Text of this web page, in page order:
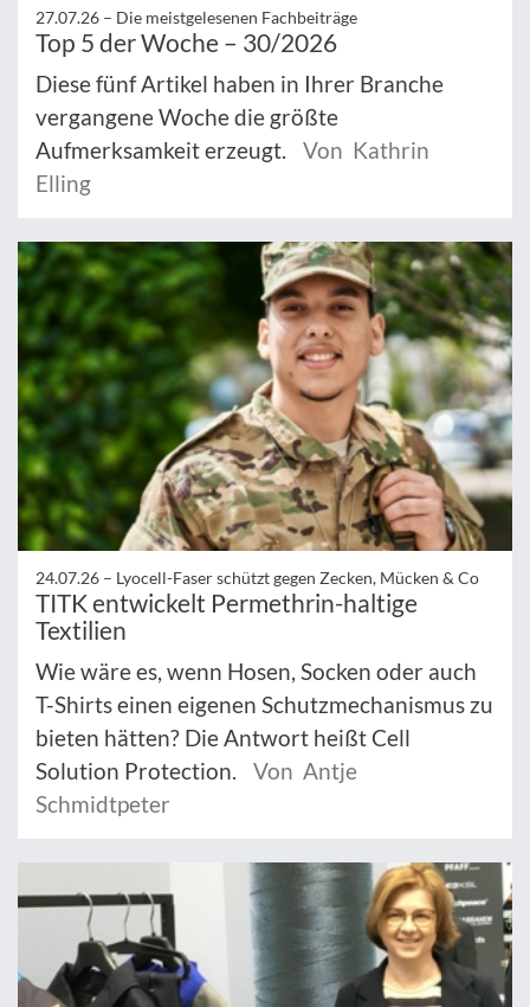
27.07.26 – Die meistgelesenen Fachbeiträge
Top 5 der Woche – 30/2026
Diese fünf Artikel haben in Ihrer Branche
vergangene Woche die größte
Aufmerksamkeit erzeugt.
Von Kathrin
Elling
24.07.26 – Lyocell-Faser schützt gegen Zecken, Mücken & Co
TITK entwickelt Permethrin-haltige
Textilien
Wie wäre es, wenn Hosen, Socken oder auch
T-Shirts einen eigenen Schutzmechanismus zu
bieten hätten? Die Antwort heißt Cell
Solution Protection.
Von Antje
Schmidtpeter